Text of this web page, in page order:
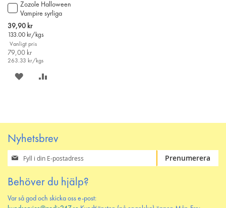
Zozole Halloween
Vampire syrliga
stringgodis 300g
Special
Price
39,90 kr
133.00 kr/kgs
Vanligt pris
79,00 kr
263.33 kr/kgs
Lägg
till
i
varukorgen
SPARA
Nyhetsbrev
Prenumerera
på
nyhetsbrev
Prenumerera
Behöver du hjälp?
Var så god och skicka oss e-post: